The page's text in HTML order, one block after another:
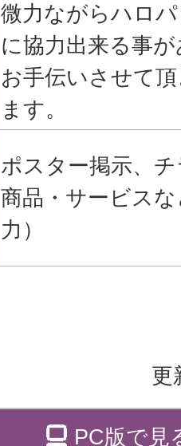
微力ながらハロ
に協力出来る事
お手伝いさせて
ます。
ポスター掲示、
商品・サービス
力）
更
PC版で見